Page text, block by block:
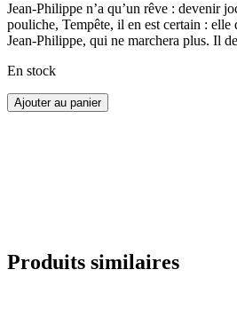
Jean-Philippe n’a qu’un rêve : devenir
pouliche, Tempête, il en est certain : elle
Jean-Philippe, qui ne marchera plus. Il
En stock
Ajouter au panier
Produits similaires